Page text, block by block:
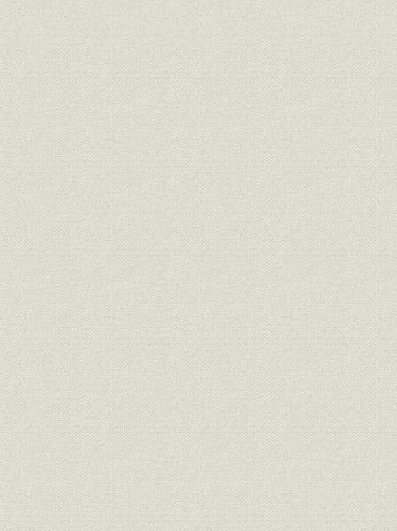
沿革
昭和20年(1945年)~昭和36年
(1961年)
昭和22年
(1961年)
沿革
昭和37年(1962年)~昭和55年
(1980年)
昭和36年
(1980年)